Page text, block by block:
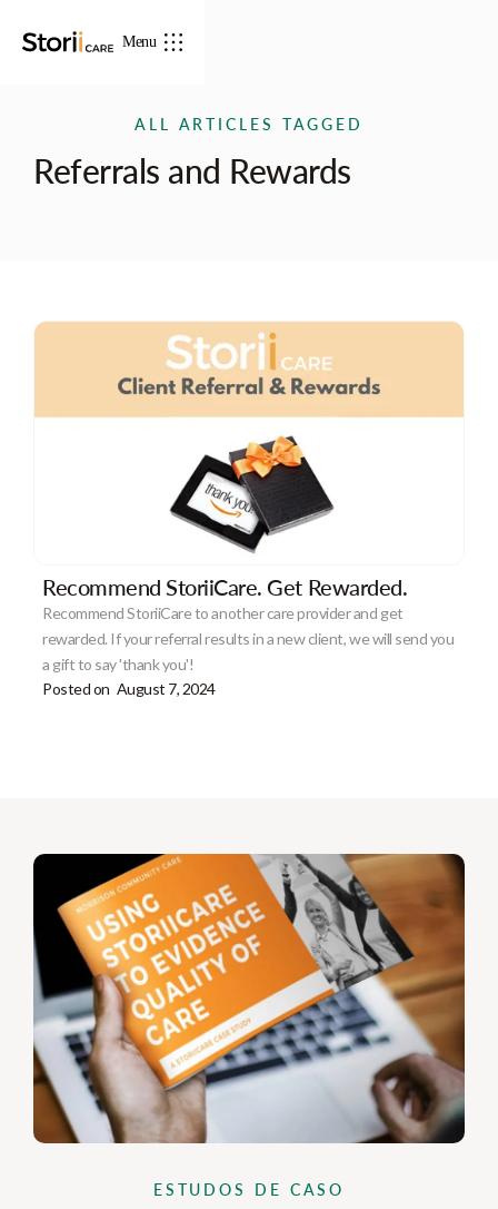
Menu
ALL ARTICLES TAGGED
Referrals and Rewards
Recommend StoriiCare. Get Rewarded.
Recommend StoriiCare to another care provider and get
rewarded. If your referral results in a new client, we will send you
a gift to say 'thank you'!
Posted on August 7, 2024
ESTUDOS DE CASO